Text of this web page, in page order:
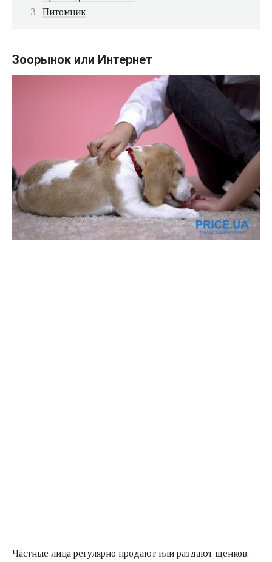
Питомник
Зоорынок или Интернет
Частные лица регулярно продают или раздают щенков.